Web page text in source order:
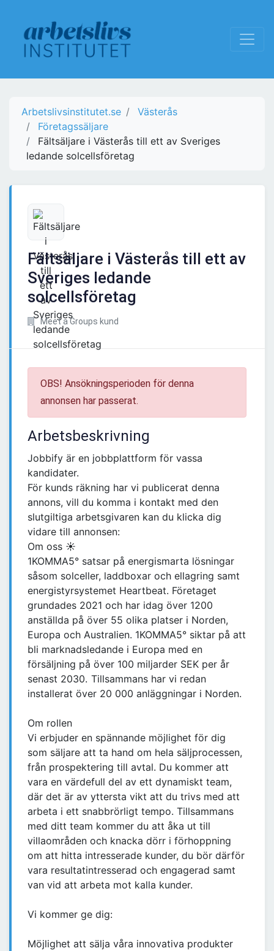
Arbetslivsinstitutet.se
Västerås
Företagssäljare
Fältsäljare i Västerås till ett av Sveriges
ledande solcellsföretag
Fältsäljare i Västerås till ett av
Sveriges ledande
solcellsföretag
Meet a Groups kund
OBS! Ansökningsperioden för denna
annonsen har passerat.
Arbetsbeskrivning
Jobbify är en jobbplattform för vassa
kandidater.
För kunds räkning har vi publicerat denna
annons, vill du komma i kontakt med den
slutgiltiga arbetsgivaren kan du klicka dig
vidare till annonsen:
Om oss ☀️
1KOMMA5° satsar på energismarta lösningar
såsom solceller, laddboxar och ellagring samt
energistyrsystemet Heartbeat. Företaget
grundades 2021 och har idag över 1200
anställda på över 55 olika platser i Norden,
Europa och Australien. 1KOMMA5° siktar på att
bli marknadsledande i Europa med en
försäljning på över 100 miljarder SEK per år
senast 2030. Tillsammans har vi redan
installerat över 20 000 anläggningar i Norden.
Om rollen
Vi erbjuder en spännande möjlighet för dig
som säljare att ta hand om hela säljprocessen,
från prospektering till avtal. Du kommer att
vara en värdefull del av ett dynamiskt team,
där det är av yttersta vikt att du trivs med att
arbeta i ett snabbrörligt tempo. Tillsammans
med ditt team kommer du att åka ut till
villaområden och knacka dörr i förhoppning
om att hitta intresserade kunder, du bör därför
vara resultatintresserad och engagerad samt
van vid att arbeta mot kalla kunder.
Vi kommer ge dig:
Möjlighet att sälja våra innovativa produkter